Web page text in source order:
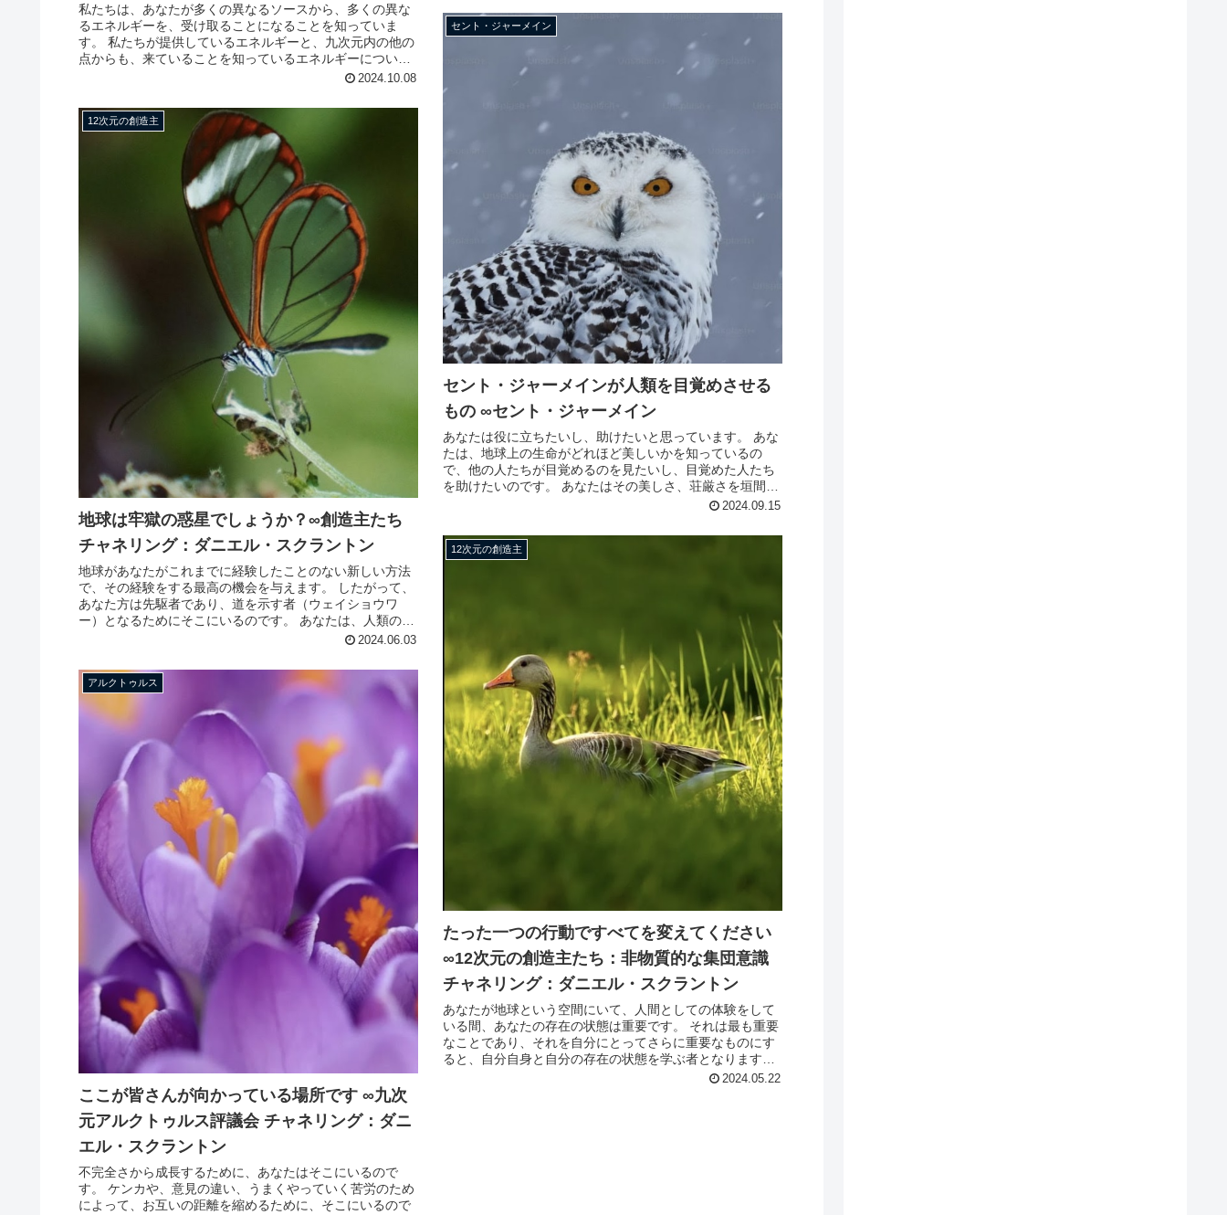
私たちは、あなたが多くの異なるソースから、多くの異な
るエネルギーを、受け取ることになることを知っていま
す。 私たちが提供しているエネルギーと、九次元内の他の
点からも、来ていることを知っているエネルギーについ
2024.10.08
セント・ジャーメイン
セント・ジャーメインが人類を目覚めさせる
もの ∞セント・ジャーメイン
あなたは役に立ちたいし、助けたいと思っています。 あな
たは、地球上の生命がどれほど美しいかを知っているの
で、他の人たちが目覚めるのを見たいし、目覚めた人たち
を助けたいのです。 あなたはその美しさ、荘厳さを垣間見
2024.09.15
12次元の創造主
地球は牢獄の惑星でしょうか？∞創造主たち
チャネリング：ダニエル・スクラントン
地球があなたがこれまでに経験したことのない新しい方法
で、その経験をする最高の機会を与えます。 したがって、
あなた方は先駆者であり、道を示す者（ウェイショウワ
ー）となるためにそこにいるのです。 あなたは、人類の意
2024.06.03
12次元の創造主
たった一つの行動ですべてを変えてください
∞12次元の創造主たち：非物質的な集団意識
チャネリング：ダニエル・スクラントン
あなたが地球という空間にいて、人間としての体験をして
いる間、あなたの存在の状態は重要です。 それは最も重要
なことであり、それを自分にとってさらに重要なものにす
ると、自分自身と自分の存在の状態を学ぶ者となります。
2024.05.22
アルクトゥルス
ここが皆さんが向かっている場所です ∞九次
元アルクトゥルス評議会 チャネリング：ダニ
エル・スクラントン
不完全さから成長するために、あなたはそこにいるので
す。 ケンカや、意見の違い、うまくやっていく苦労のため
によって、お互いの距離を縮めるために、そこにいるので